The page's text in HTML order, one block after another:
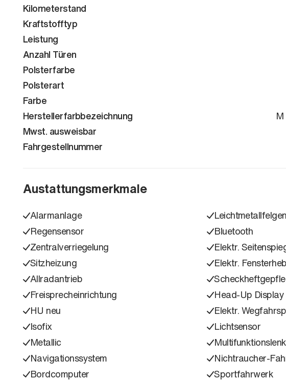
Kilometerstand
Kraftstofftyp
Leistung
Anzahl Türen
Polsterfarbe
Polsterart
Farbe
Herstellerfarbbezeichnung
Mwst. ausweisbar
Fahrgestellnummer
Austattungsmerkmale
Alarmanlage
Leichtmetallfelgen
Regensensor
Bluetooth
Zentralverriegelung
Elektr.
Sitzheizung
Elektr.
Allradantrieb
Freisprecheinrichtung
Head-Up Display
HU neu
Elektr.
Isofix
Lichtsensor
Metallic
Navigationssystem
Nichtraucher-
Bordcomputer
Sportfahrwerk